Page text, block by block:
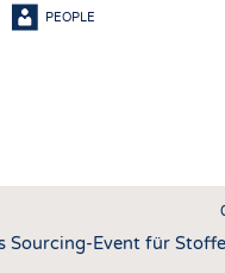
VLIESSTOFFE
PEOPLE
Sourcing-Event für